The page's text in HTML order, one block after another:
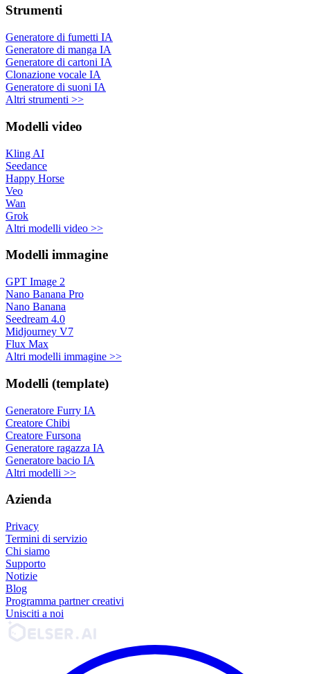
Strumenti
Generatore di fumetti IA
Generatore di manga IA
Generatore di cartoni IA
Clonazione vocale IA
Generatore di suoni IA
Altri strumenti >>
Modelli video
Kling AI
Seedance
Happy Horse
Veo
Wan
Grok
Altri modelli video >>
Modelli immagine
GPT Image 2
Nano Banana Pro
Nano Banana
Seedream 4.0
Midjourney V7
Flux Max
Altri modelli immagine >>
Modelli (template)
Generatore Furry IA
Creatore Chibi
Creatore Fursona
Generatore ragazza IA
Generatore bacio IA
Altri modelli >>
Azienda
Privacy
Termini di servizio
Chi siamo
Supporto
Notizie
Blog
Programma partner creativi
Unisciti a noi